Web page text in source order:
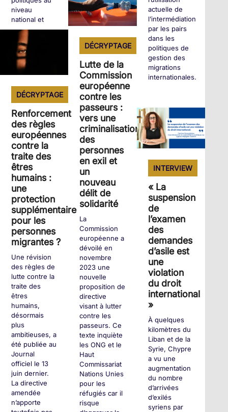
niveau
national et
régional.
actuelle de
l’intermédiation
par les pairs
dans les
politiques de
gestion des
migrations
internationales.
+
DÉCRYPTAGE
Lutte de la
Commission
européenne
contre les
passeurs :
vers une
criminalisation
des
personnes
en exil et
un
nouveau
délit de
solidarité
La
Commission
européenne a
dévoilé en
novembre
2023 une
nouvelle
proposition de
directive
visant à lutter
contre les
passeurs. Ce
texte inquiète
les ONG et le
Haut
Commissariat
Nations Unies
pour les
réfugiés car il
risque
DÉCRYPTAGE
Renforcement
des règles
européennes
contre la
traite des
êtres
humains :
une
protection
supplémentaire
pour les
personnes
migrantes ?
Une révision
des règles de
lutte contre la
traite des
êtres
humains,
désormais
plus
ambitieuses, a
été publiée au
Journal
officiel le 13
juin dernier.
La directive
amendée
n’apporte
INTERVIEW
« La
suspension
de
l’examen
des
demandes
d’asile est
une
violation
du droit
international
»
À quelques
kilomètres du
Liban et de la
Syrie, Chypre
a vu une
augmentation
du nombre
d’arrivées
d’exilés
syriens par